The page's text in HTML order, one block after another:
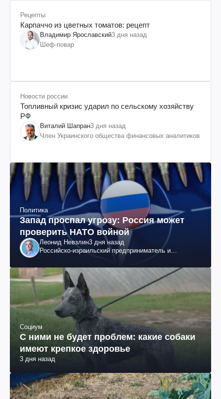
Рецепты
Карпаччо из цветных томатов: рецепт
Владимир Ярославский3 дня назад
Шеф-повар
Новости россии
Топливный кризис ударил по сельскому хозяйству
РФ
Виталий Шапран3 дня назад
Член Украинского общества финансовых аналитиков
Политика
Запад проспал угрозу: Россия может
проверить НАТО войной
Леонид Невзлин3 дня назад
Российско-израильский предприниматель и
"ЮКОСа"
Социум
С ними не будет проблем: какие собаки
имеют крепкое здоровье
3 дня назад